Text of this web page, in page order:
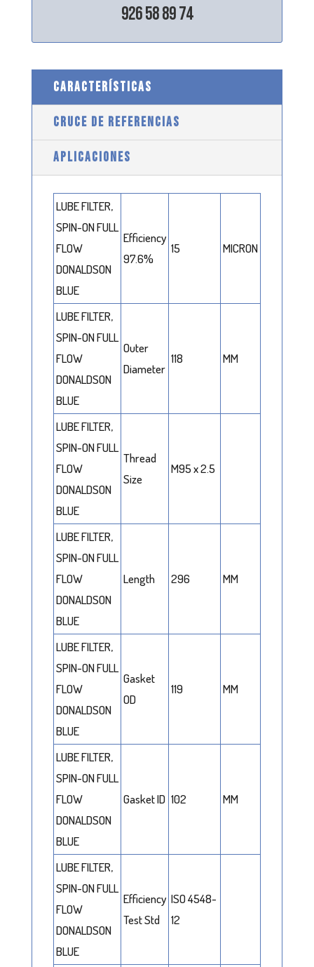
926 58 89 74
CARACTERÍSTICAS
CRUCE DE REFERENCIAS
APLICACIONES
LUBE FILTER,
SPIN-ON FULL
FLOW
DONALDSON
BLUE
Efficiency
97.6%
15 MICRON
LUBE FILTER,
SPIN-ON FULL
FLOW
DONALDSON
BLUE
Outer
Diameter
118 MM
LUBE FILTER,
SPIN-ON FULL
FLOW
DONALDSON
BLUE
Thread
Size
M95 x 2.5
LUBE FILTER,
SPIN-ON FULL
FLOW
DONALDSON
BLUE
Length 296 MM
LUBE FILTER,
SPIN-ON FULL
FLOW
DONALDSON
BLUE
Gasket
OD
119 MM
LUBE FILTER,
SPIN-ON FULL
FLOW
DONALDSON
BLUE
Gasket ID 102 MM
LUBE FILTER,
SPIN-ON FULL
FLOW
DONALDSON
BLUE
Efficiency
Test Std
ISO 4548-
12